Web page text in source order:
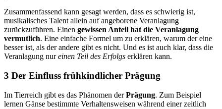
Zusammenfassend kann gesagt werden, dass es schwierig ist,
musikalisches Talent allein auf angeborene Veranlagung
zurückzuführen. Einen gewissen Anteil hat die Veranlagung
vermutlich. Eine einfache Formel um zu erklären, warum der eine
besser ist, als der andere gibt es nicht. Und es ist auch klar, dass die
Veranlagung nureinen Teil des Erfolgs erklären kann.
3 Der Einfluss frühkindlicher Prägung
Im Tierreich gibt es das Phänomen derPrägung. Zum Beispiel
lernen Gänse bestimmte Verhaltensweisen während einer zeitlich